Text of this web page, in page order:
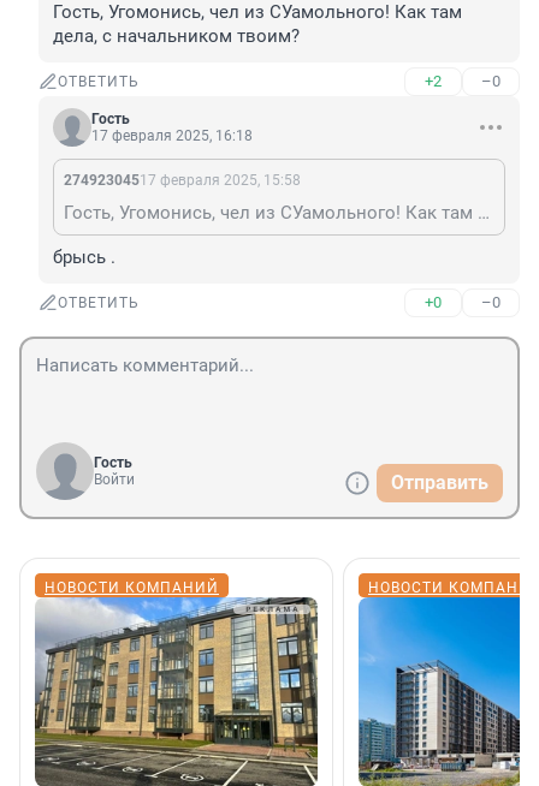
Гость, Угомонись, чел из СУамольного! Как там
дела, с начальником твоим?
ОТВЕТИТЬ +2 –0
Гость
17 февраля 2025, 16:18
27492304517 февраля 2025, 15:58
Гость, Угомонись, чел из СУамольного! Как там дела, с начальником твоим?
брысь .
ОТВЕТИТЬ +0 –0
Гость
Войти
Отправить
НОВОСТИ КОМПАНИЙ НОВОСТИ